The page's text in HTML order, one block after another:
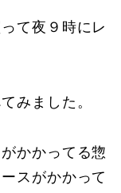
て夜９時にレ
みました。
かかってる惣
スがかかって